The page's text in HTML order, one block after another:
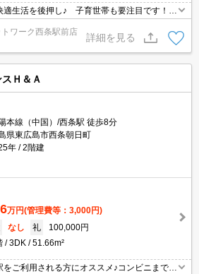
適生活を後押し♪ 子育世帯も要注目です！
トア、コンビニ、病院などなど、毎日の生活
内の好立地♪ 幼稚園、小学校などの教育機関
ご家庭には生活しやすい環境が整ってます！
ワーク西条駅前店
詳細を見る
Ｈ＆Ａ
本線（中国）/西条駅 徒歩8分
県東広島市西条朝日町
年
2階建
万円(管理費等：3,000円)
なし 礼
100,000円
3DK 51.66m²
ご利用される方にオススメ♪コンビニまで徒